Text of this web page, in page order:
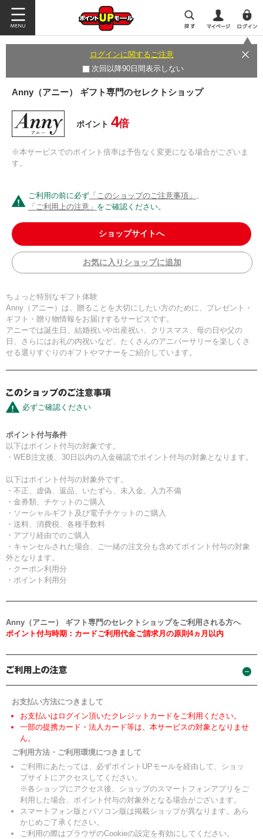
ログインに関するご注意
次回以降90日間表示しない
Anny（アニー） ギフト専門のセレクトショップ
ポイント 4倍
※本サービスでのポイント倍率は予告なく変更になる場合がございま
す。
ご利用の前に必ず 「このショップのご注意事項」 、
「ご利用上の注意」 をご確認ください。
ショップサイトへ
お気に入りショップに追加
ちょっと特別なギフト体験
Anny（アニー）は、贈ることを大切にしたい方のために、プレゼント・
ギフト・贈り物情報をお届けするサービスです。
アニーでは誕生日、結婚祝いや出産祝い、クリスマス、母の日や父の
日、さらにはお礼の内祝いなど、たくさんのアニバーサリーを楽しくさ
せる選りすぐりのギフトやマナーをご紹介しています。
必ずご確認ください
ポイント付与条件
以下はポイント付与の対象です。
・WEB注文後、30日以内の入金確認でポイント付与の対象となります。
以下はポイント付与の対象外です。
・不正、虚偽、返品、いたずら、未入金、入力不備
・金券類、チケットのご購入
・ソーシャルギフト及び電子チケットのご購入
・送料、消費税、各種手数料
・アプリ経由でのご購入
・キャンセルされた場合、ご一緒の注文分も含めてポイント付与の対象
外となります。
・クーポン利用分
・ポイント利用分
Anny（アニー） ギフト専門のセレクトショップをご利用される方へ
ポイント付与時期：カードご利用代金ご請求月の原則4ヵ月以内
お支払い方法につきまして
お支払いはログイン頂いたクレジットカードをご利用ください。
一部の提携カード・法人カード等は、本サービスの対象となりませ
ん。
ご利用方法・ご利用環境につきまして
ご利用にあたっては、必ずポイントUPモールを経由して、ショッ
プサイトにアクセスしてください。
※各ショップにアクセス後、ショップのスマートフォンアプリをご
利用した場合、ポイント付与の対象外となる場合がございます。
スマートフォン版とパソコン版は掲載ショップが異なります。あら
かじめご了承ください。
ご利用の際はブラウザのCookieの設定を有効にしてください。